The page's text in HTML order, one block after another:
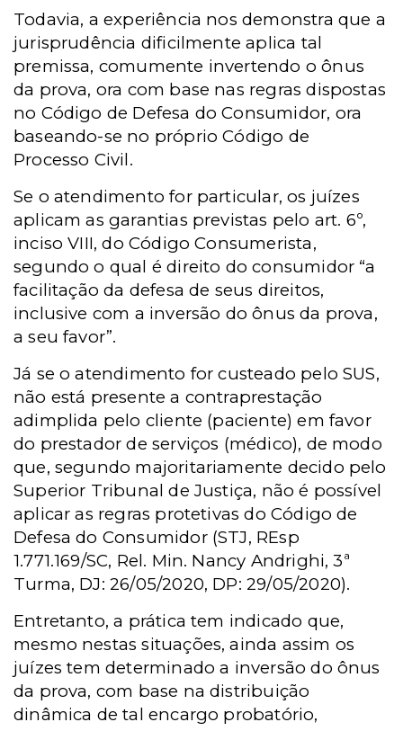
Todavia, a experiência nos demonstra que a
jurisprudência dificilmente aplica tal
premissa, comumente invertendo o ônus
da prova, ora com base nas regras dispostas
no Código de Defesa do Consumidor, ora
baseando-se no próprio Código de
Processo Civil.
Se o atendimento for particular, os juízes
aplicam as garantias previstas pelo art. 6º,
inciso VIII, do Código Consumerista,
segundo o qual é direito do consumidor “a
facilitação da defesa de seus direitos,
inclusive com a inversão do ônus da prova,
a seu favor”.
Já se o atendimento for custeado pelo SUS,
não está presente a contraprestação
adimplida pelo cliente (paciente) em favor
do prestador de serviços (médico), de modo
que, segundo majoritariamente decido pelo
Superior Tribunal de Justiça, não é possível
aplicar as regras protetivas do Código de
Defesa do Consumidor (STJ, REsp
1.771.169/SC, Rel. Min. Nancy Andrighi, 3ª
Turma, DJ: 26/05/2020, DP: 29/05/2020).
Entretanto, a prática tem indicado que,
mesmo nestas situações, ainda assim os
juízes tem determinado a inversão do ônus
da prova, com base na distribuição
dinâmica de tal encargo probatório,